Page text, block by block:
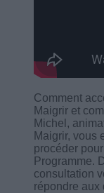
Comment
Maigrir et
Michel,
Maigrir, vous
procéder
Programme.
consultation
répondre aux